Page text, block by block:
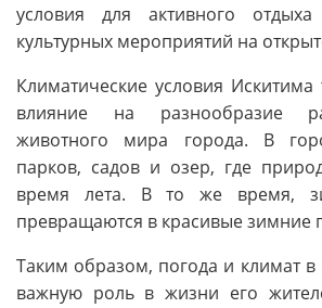
условия для активного
культурных мероприятий на
Климатические условия
влияние на разнообразие
животного мира города. В
парков, садов и озер, где
время лета. В то же время,
превращаются в красивые зимние
Таким образом, погода и климат
важную роль в жизни его